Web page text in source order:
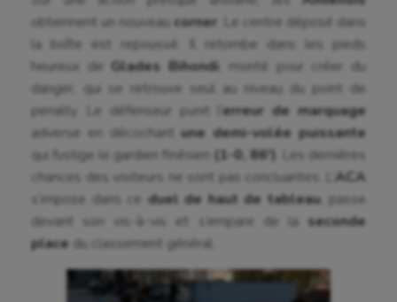
Gymnastique rythmique
Haltérophilie
Handisport
Hippisme
Jeux Olympiques et Paralympiques
Kayak-polo
Longue paume
obtiennent un nouveaucorner . Le centre déposé dans
la boîte est repoussé. Il retombe dans les pieds
heureux de Glades Bihondi, monté pour créer du
danger, qui se retrouve seul au niveau du point de
penalty. Le défenseur punit l’erreur de marquage
adverse en décochantune demi-volée puissante
qui fustige le gardien finésien (1-0, 86′) . Les dernières
chances des visiteurs ne sont pas concluantes. L’ ACA
s’impose dans ce duel de haut de tableau, passe
devant son vis-à-vis et s’empare de la seconde
place du classement général.